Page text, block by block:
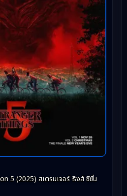
5 (2025) สเตรนเจอร์ ธิงส์ ซีซั่น